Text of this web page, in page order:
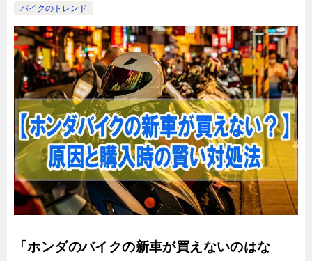
バイクのトレンド
「ホンダのバイクの新車が買えないのはな